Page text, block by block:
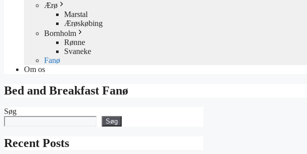
Ærø
Marstal
Ærøskøbing
Bornholm
Rønne
Svaneke
Fanø
Om os
Bed and Breakfast Fanø
Søg
Søg
Recent Posts